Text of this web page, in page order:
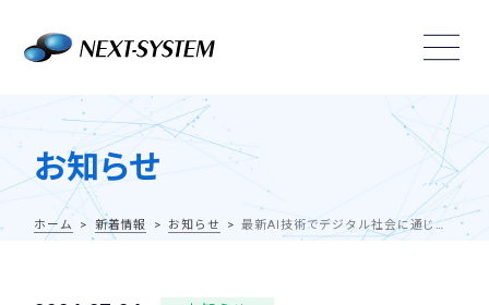
お知らせ
ホーム 新着情報 お知らせ 最新AI技術でデジタル社会に通じる人材育成に！教育機関向けページを公開しました！